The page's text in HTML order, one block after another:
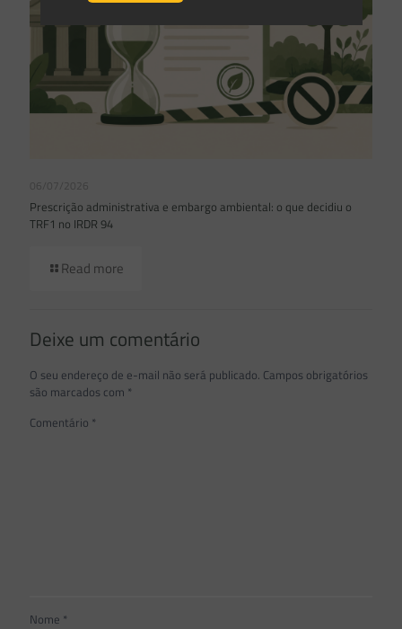
06/07/2026
Prescrição administrativa e embargo ambiental: o que decidiu o
TRF1 no IRDR 94
Read more
Deixe um comentário
O seu endereço de e-mail não será publicado. Campos obrigatórios
são marcados com *
Comentário *
Nome *